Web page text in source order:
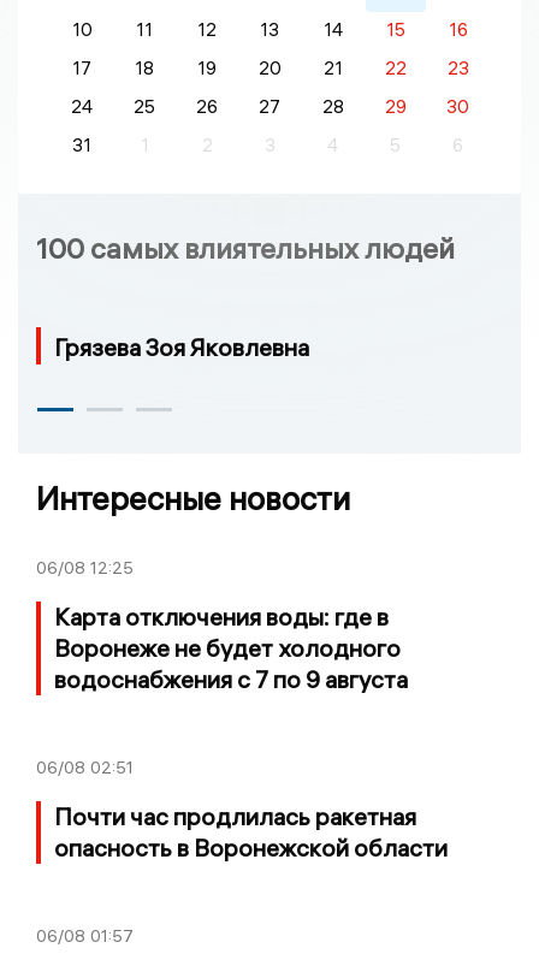
10
11 12 13 14 15
16
17
18 19 20 21 22
23
24
25 26 27 28 29
30
31
1 2 3 4 5 6
100 самых влиятельных людей
Грязева Зоя Яковлевна
Интересные новости
06/08 12:25
Карта отключения воды: где в
Воронеже не будет холодного
водоснабжения с 7 по 9 августа
06/08 02:51
Почти час продлилась ракетная
опасность в Воронежской области
06/08 01:57